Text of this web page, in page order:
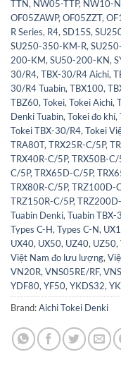
TTN, NW05-TTP, NW10-
OF05ZAWP,OF05ZZT,
R Series, R4,SD15S,
SU250-350-KM-R,
200-KM,SU50-200-KN,
30/R4,TBX-30/R4 Aichi,
30/R4 Tuabin,TBX100,
TBZ60,Tokei,Tokei Aichi,
Denki Tuabin,Tokei đo khí,
Tokei TBX-30/R4,Tokei
TRA80T,TRX25R-C/5P,
TRX40R-C/5P,TRX50B-C/
C/5P,TRX65D-C/5P,
TRX80R-C/5P,TRZ100D-
TRZ150R-C/5P,
Tuabin Denki,Tuabin TBX-
Types C-H,Types C-N,
UX40, UX50, UZ40, UZ50,
Việt Nam đo lưu lượng,
VN20R,VNS05RE/RF,
YDF80,YF50,YKDS32,
Brand:Aichi Tokei Denki